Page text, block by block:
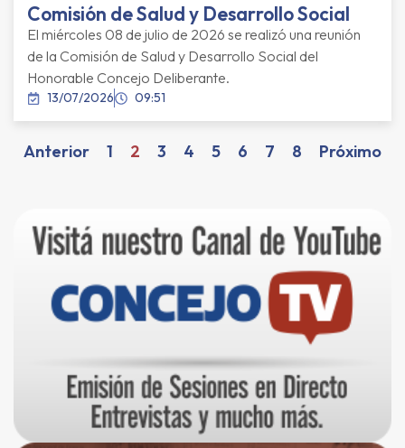
Comisión de Salud y Desarrollo Social
El miércoles 08 de julio de 2026 se realizó una reunión
de la Comisión de Salud y Desarrollo Social del
Honorable Concejo Deliberante.
13/07/2026 09:51
Anterior 1 2 3 4 5 6 7 8 Próximo